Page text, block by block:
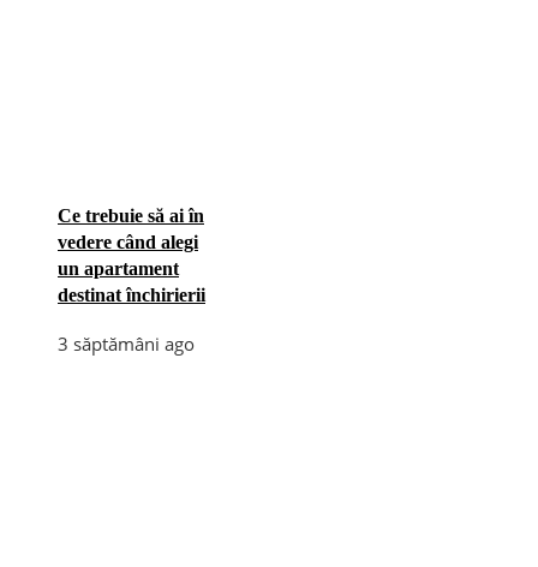
Ce trebuie să ai în
vedere când alegi
un apartament
destinat închirierii
3 săptămâni ago